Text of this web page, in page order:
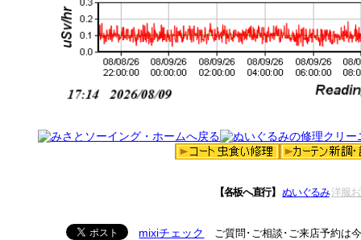
【各板へ直行】 ぬいぐるみ 洋服
mixiチェック ご質問･ご相談･ご来店予約は